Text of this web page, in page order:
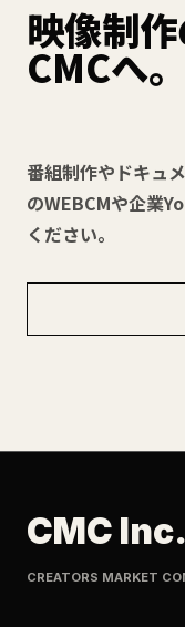
映像制作
CMCへ。
番組制作やドキュ
のWEBCMや企業
ください。
CMC Inc.
CREATORS MARKET